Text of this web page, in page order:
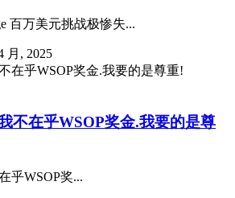
百万美元挑战极惨失...
月, 2025
不在乎WSOP奖金.我要的是尊
乎WSOP奖...